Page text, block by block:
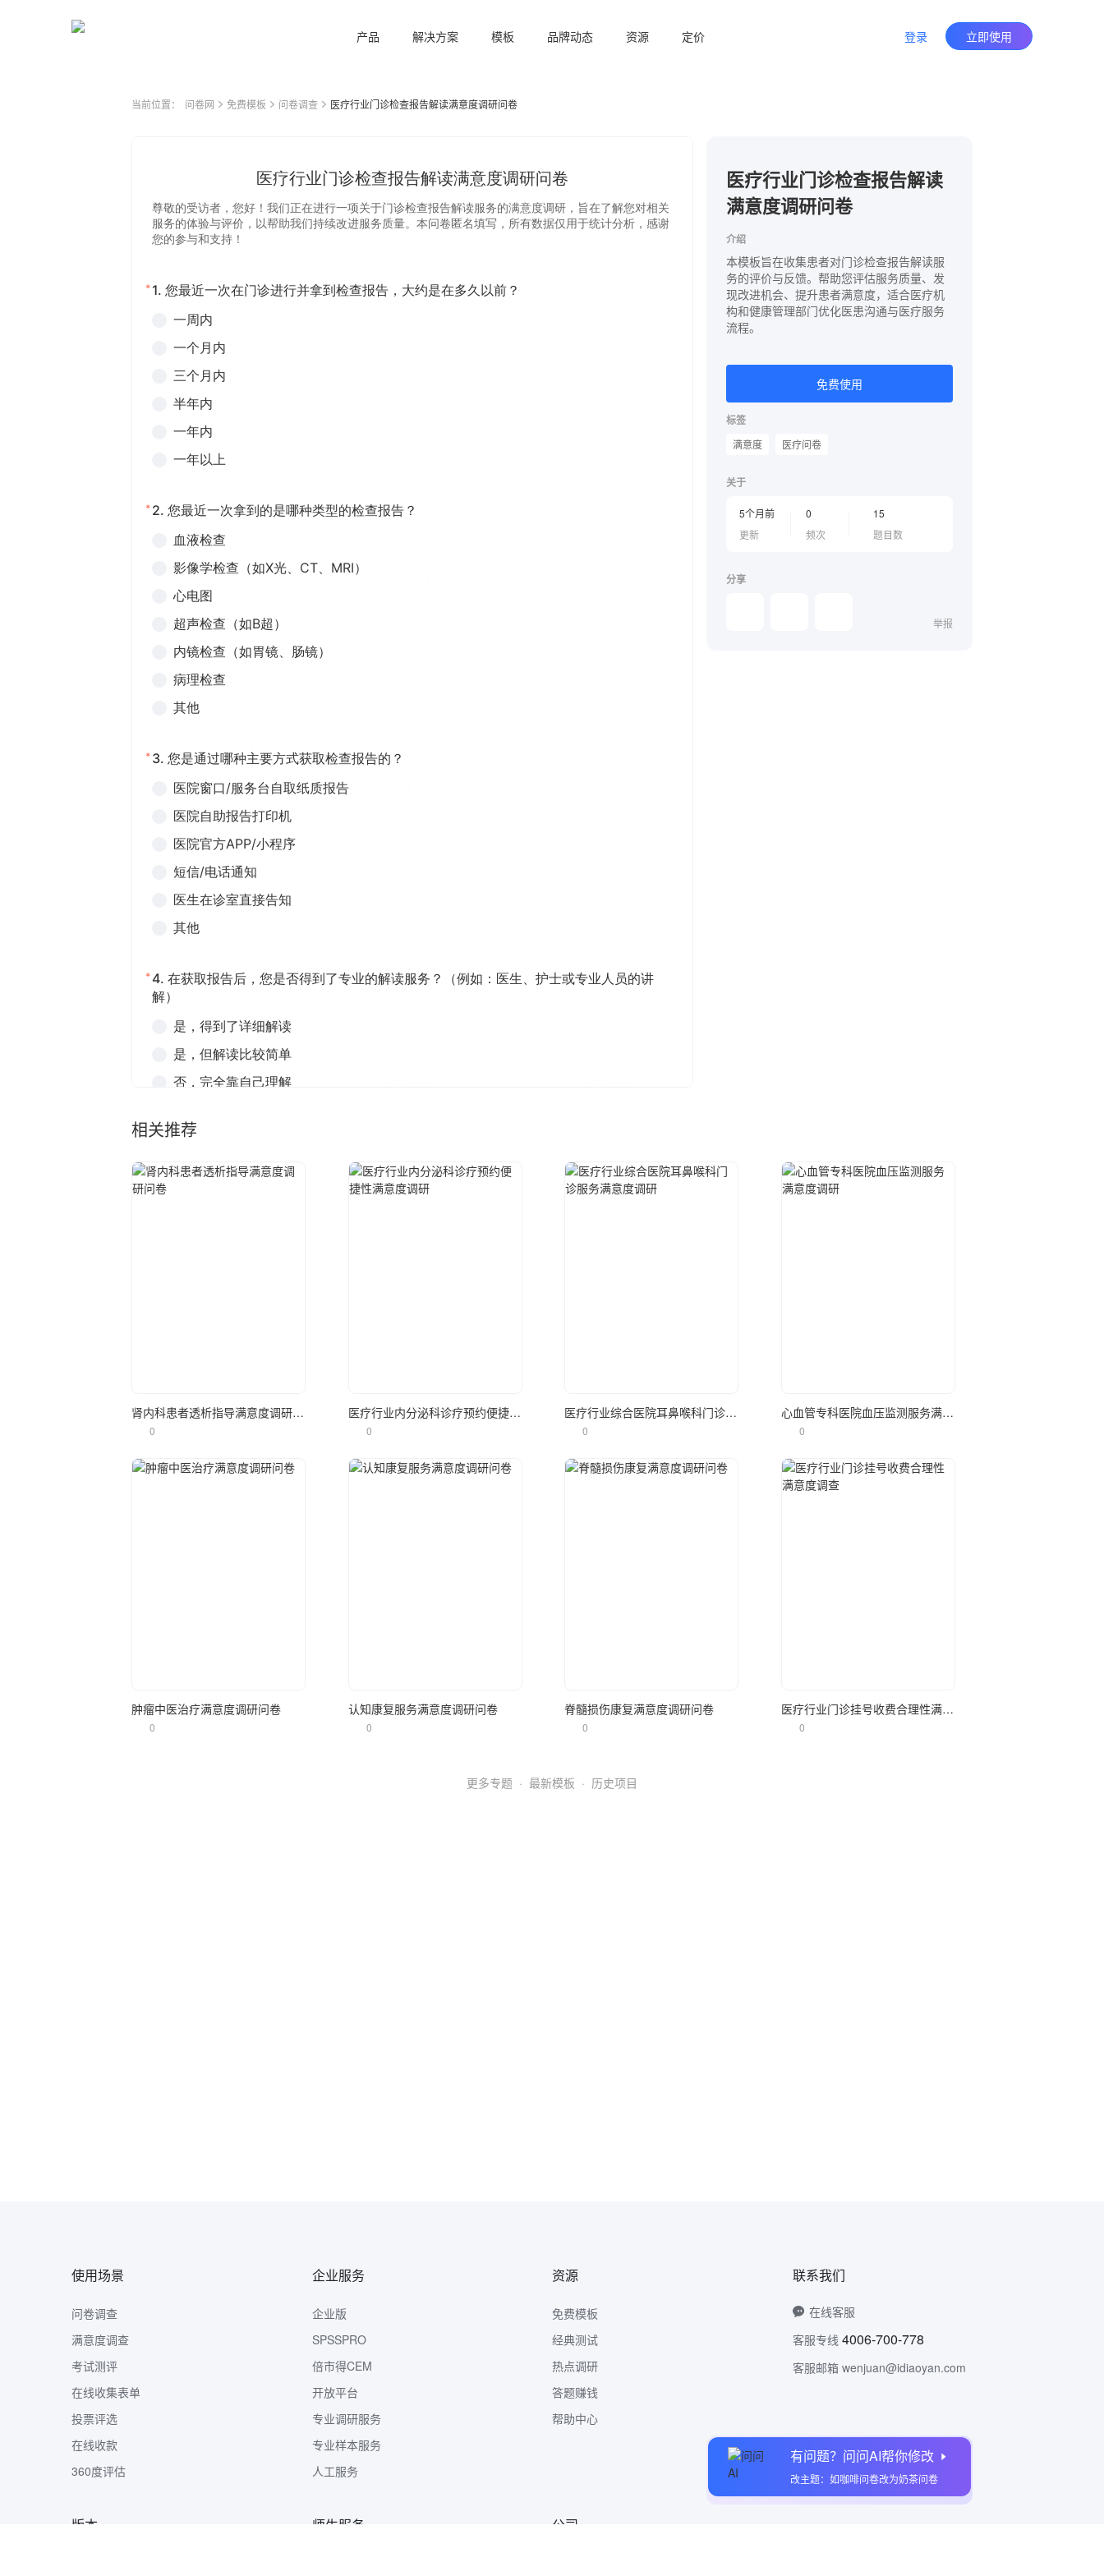
产品 解决方案 模板 品牌动态 资源 定价 登录 立即使用
当前位置： 问卷网 免费模板 问卷调查 医疗行业门诊检查报告解读满意度调研问卷
医疗行业门诊检查报告解读
满意度调研问卷
介绍
本模板旨在收集患者对门诊检查报告解读服
务的评价与反馈。帮助您评估服务质量、发
现改进机会、提升患者满意度，适合医疗机
构和健康管理部门优化医患沟通与医疗服务
流程。
免费使用
标签
满意度 医疗问卷
关于
5个月前
更新
0
频次
15
题目数
分享
举报
有问题？问问AI帮你修改
改主题：如咖啡问卷改为奶茶问卷
相关推荐
肾内科患者透析指导满意度调研问卷
0
医疗行业内分泌科诊疗预约便捷性满意度调研
0
医疗行业综合医院耳鼻喉科门诊服务满意度调研
0
心血管专科医院血压监测服务满意度调研
0
肿瘤中医治疗满意度调研问卷
0
认知康复服务满意度调研问卷
0
脊髓损伤康复满意度调研问卷
0
医疗行业门诊挂号收费合理性满意度调查
0
更多专题 · 最新模板 · 历史项目
使用场景
问卷调查
满意度调查
考试测评
在线收集表单
投票评选
在线收款
360度评估
企业服务
企业版
SPSSPRO
倍市得CEM
开放平台
专业调研服务
专业样本服务
人工服务
资源
免费模板
经典测试
热点调研
答题赚钱
帮助中心
联系我们
在线客服
客服专线 4006-700-778
客服邮箱 wenjuan@idiaoyan.com
问卷网公众号
版本 师生服务 公司